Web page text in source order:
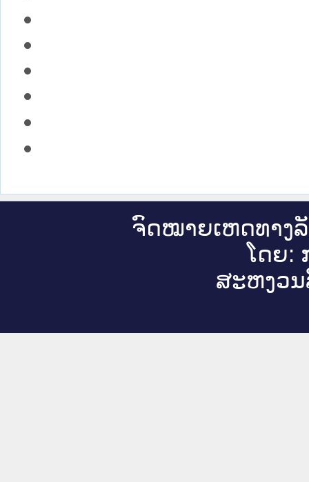
ຈົດ​ໝາຍ​ເຫດ​ທາງ​
ໂດຍ:
ສະ​ຫງວນ​